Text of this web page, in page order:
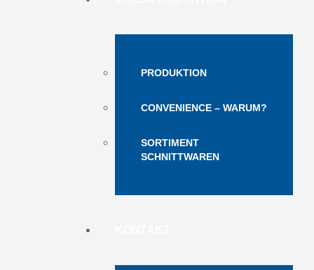
PRODUKTION
CONVENIENCE – WARUM?
SORTIMENT
SCHNITTWAREN